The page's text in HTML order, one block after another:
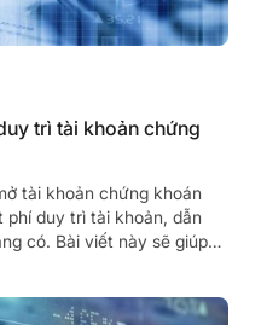
trì tài khoản chứng
tài khoản chứng khoán
phí duy trì tài khoản, dẫn
có. Bài viết này sẽ giúp